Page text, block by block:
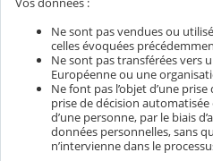
Ne sont pas vendues ou
celles évoquées
Ne sont pas transférées vers
Européenne ou une
Ne font pas l’objet d’une
prise de décision automatisée
d’une personne, par le biais
données personnelles, sans
n’intervienne dans le